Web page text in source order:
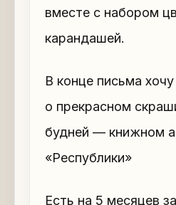
вместе с набором
карандашей.
В конце письма
о прекрасном
будней — книжном
«Республики»
Есть на 5 месяцев